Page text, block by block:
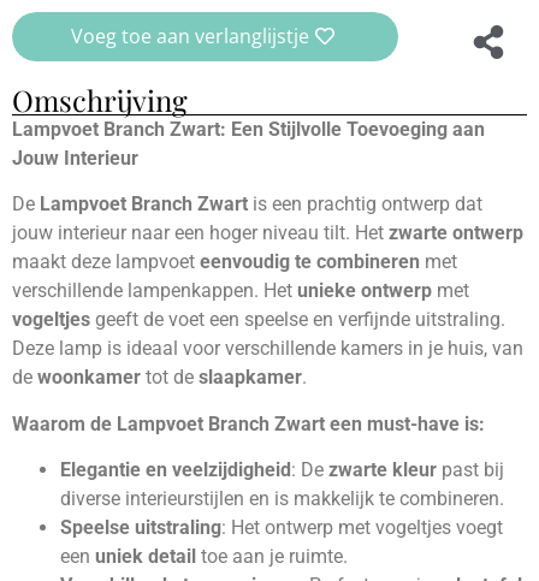
Voeg toe aan verlanglijstje
Omschrijving
Lampvoet Branch Zwart: Een Stijlvolle Toevoeging aan
Jouw Interieur
De Lampvoet Branch Zwart is een prachtig ontwerp dat
jouw interieur naar een hoger niveau tilt. Het zwarte ontwerp
maakt deze lampvoet eenvoudig te combineren met
verschillende lampenkappen. Het unieke ontwerp met
vogeltjes geeft de voet een speelse en verfijnde uitstraling.
Deze lamp is ideaal voor verschillende kamers in je huis, van
de woonkamer tot de slaapkamer.
Waarom de Lampvoet Branch Zwart een must-have is:
Elegantie en veelzijdigheid: De zwarte kleur past bij
diverse interieurstijlen en is makkelijk te combineren.
Speelse uitstraling: Het ontwerp met vogeltjes voegt
een uniek detail toe aan je ruimte.